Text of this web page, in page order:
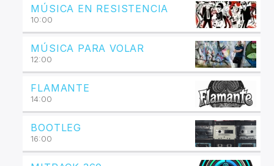
MÚSICA EN RESISTENCIA
10:00
MÚSICA PARA VOLAR
12:00
FLAMANTE
14:00
BOOTLEG
16:00